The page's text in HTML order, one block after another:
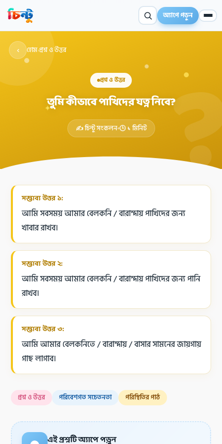
অ্যাপে পড়ুন
✦
‹ হোম›প্রশ্ন ও উত্তর
প্রশ্ন ও উত্তর
তুমি কীভাবে পাখিদের যত্ন নিবে?
✍️ চিন্টু সংকলন 🕒 ১ মিনিট
সম্ভাব্য উত্তর ১:
আমি সবসময় আমার বেলকনি / বারান্দায় পাখিদের জন্য
খাবার রাখব।
সম্ভাব্য উত্তর ২:
আমি সবসময় আমার বেলকনি / বারান্দায় পাখিদের জন্য পানি
রাখব।
সম্ভাব্য উত্তর ৩:
আমি আমার বেলকনিতে / বারান্দায় / বাসার সামনের জায়গায়
গাছ লাগাব।
প্রশ্ন ও উত্তর পরিবেশগত সচেতনতা পরিস্থিতির পাঠ
এই প্রশ্নটি অ্যাপে পড়ুন